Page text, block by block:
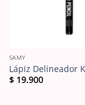
SAMY
Lápiz Delineador
$19.900